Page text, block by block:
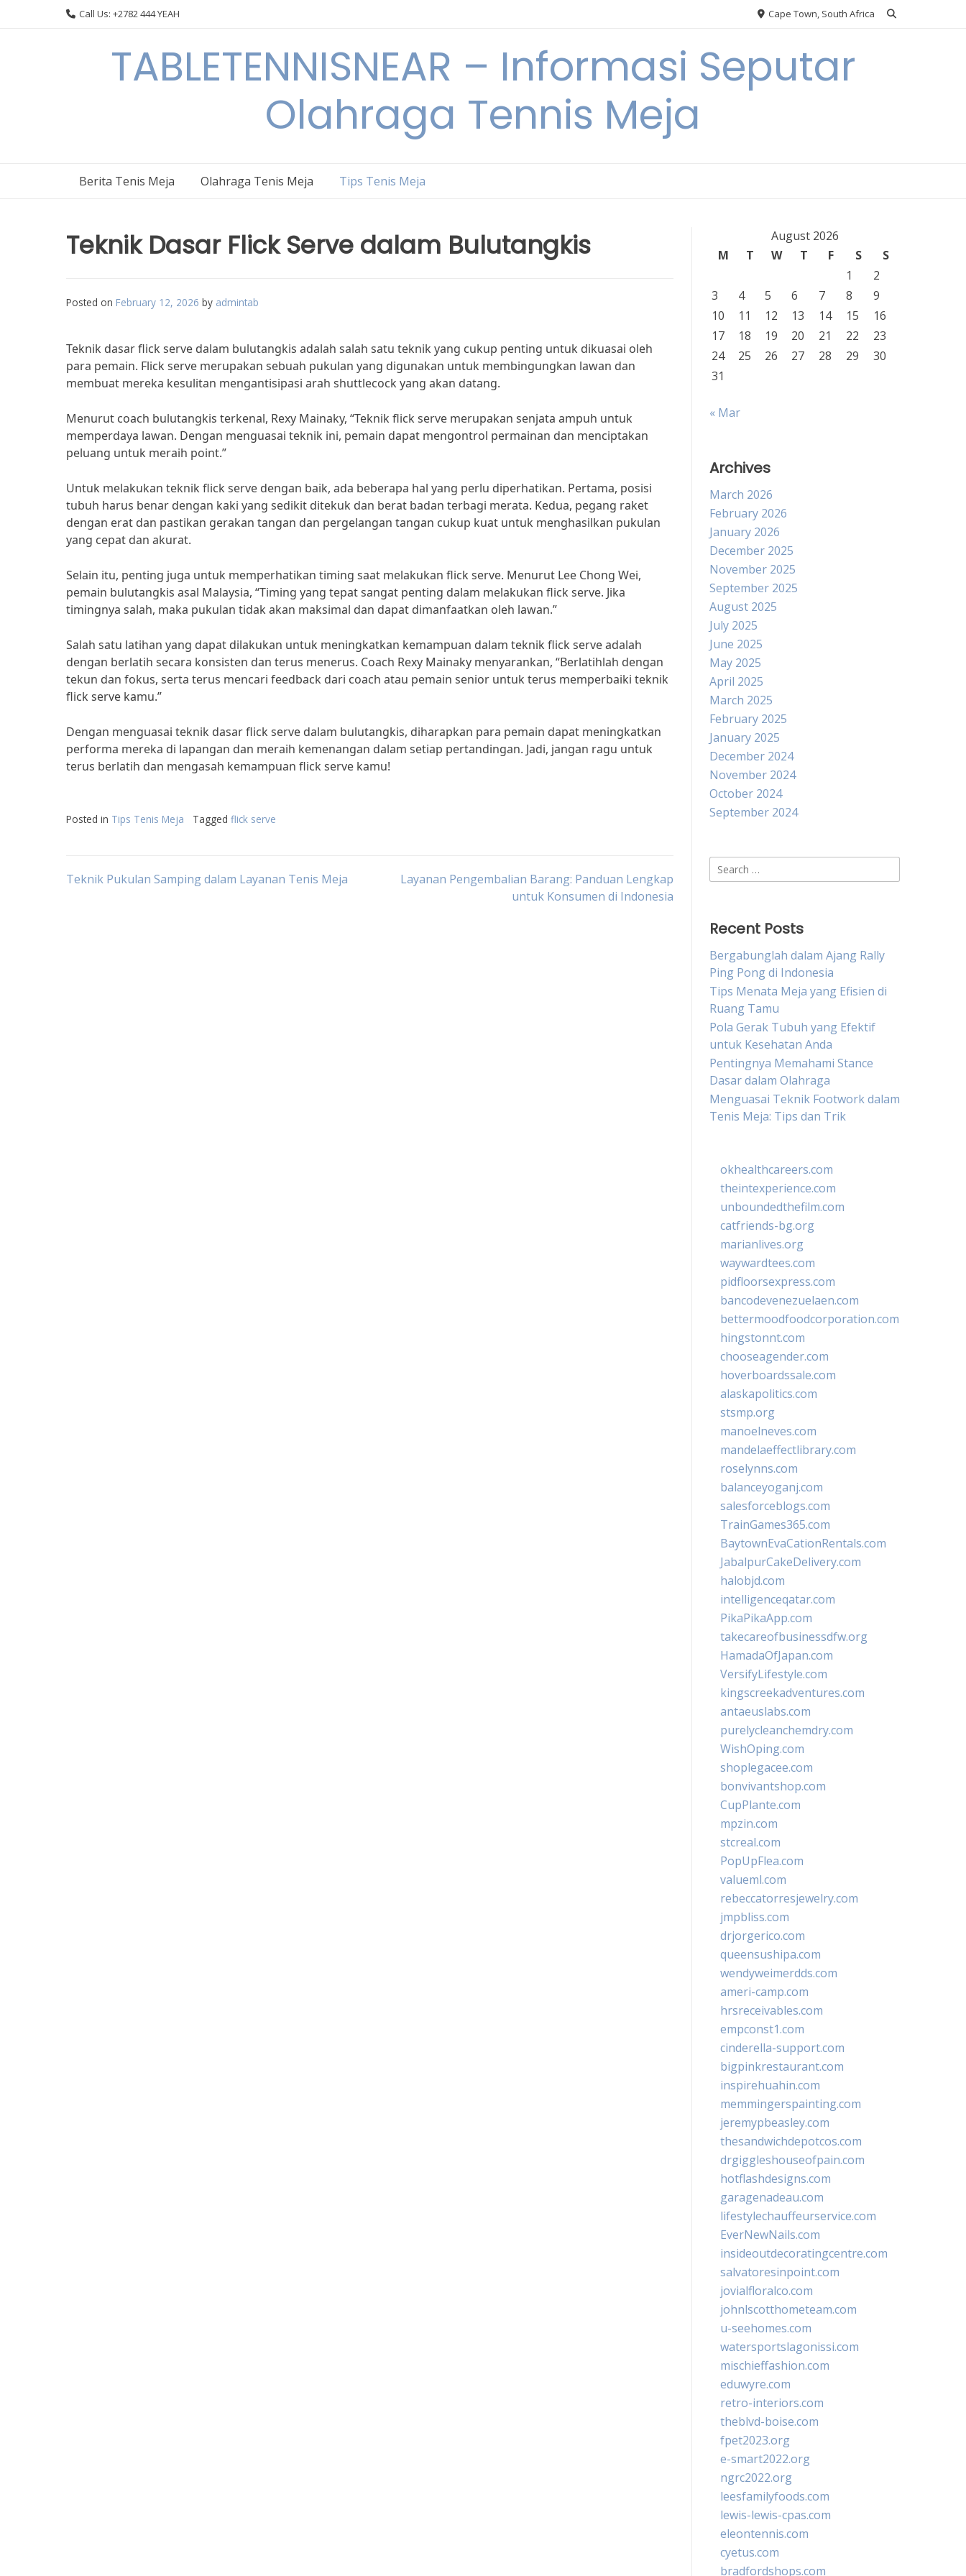
Call Us: +2782 444 YEAH Cape Town, South Africa
TABLETENNISNEAR – Informasi Seputar
Olahraga Tennis Meja
Berita Tenis Meja Olahraga Tenis Meja Tips Tenis Meja
Teknik Dasar Flick Serve dalam Bulutangkis
Posted on February 12, 2026 by admintab
Teknik dasar flick serve dalam bulutangkis adalah salah satu teknik yang cukup penting untuk dikuasai oleh
para pemain. Flick serve merupakan sebuah pukulan yang digunakan untuk membingungkan lawan dan
membuat mereka kesulitan mengantisipasi arah shuttlecock yang akan datang.
Menurut coach bulutangkis terkenal, Rexy Mainaky, “Teknik flick serve merupakan senjata ampuh untuk
memperdaya lawan. Dengan menguasai teknik ini, pemain dapat mengontrol permainan dan menciptakan
peluang untuk meraih point.”
Untuk melakukan teknik flick serve dengan baik, ada beberapa hal yang perlu diperhatikan. Pertama, posisi
tubuh harus benar dengan kaki yang sedikit ditekuk dan berat badan terbagi merata. Kedua, pegang raket
dengan erat dan pastikan gerakan tangan dan pergelangan tangan cukup kuat untuk menghasilkan pukulan
yang cepat dan akurat.
Selain itu, penting juga untuk memperhatikan timing saat melakukan flick serve. Menurut Lee Chong Wei,
pemain bulutangkis asal Malaysia, “Timing yang tepat sangat penting dalam melakukan flick serve. Jika
timingnya salah, maka pukulan tidak akan maksimal dan dapat dimanfaatkan oleh lawan.”
Salah satu latihan yang dapat dilakukan untuk meningkatkan kemampuan dalam teknik flick serve adalah
dengan berlatih secara konsisten dan terus menerus. Coach Rexy Mainaky menyarankan, “Berlatihlah dengan
tekun dan fokus, serta terus mencari feedback dari coach atau pemain senior untuk terus memperbaiki teknik
flick serve kamu.”
Dengan menguasai teknik dasar flick serve dalam bulutangkis, diharapkan para pemain dapat meningkatkan
performa mereka di lapangan dan meraih kemenangan dalam setiap pertandingan. Jadi, jangan ragu untuk
terus berlatih dan mengasah kemampuan flick serve kamu!
Posted in Tips Tenis Meja Tagged flick serve
Post
Teknik Pukulan Samping dalam Layanan Tenis Meja
Layanan Pengembalian Barang: Panduan Lengkap
untuk Konsumen di Indonesia
August 2026
M
T W T F S
S
1
2
3
4 5 6 7 8
9
10
11 12 13 14 15
16
17
18 19 20 21 22
23
24
25 26 27 28 29
30
31
« Mar
Archives
March 2026
February 2026
January 2026
December 2025
November 2025
September 2025
August 2025
July 2025
June 2025
May 2025
April 2025
March 2025
February 2025
January 2025
December 2024
November 2024
October 2024
September 2024
Search
for:
Recent Posts
Bergabunglah dalam Ajang Rally
Ping Pong di Indonesia
Tips Menata Meja yang Efisien di
Ruang Tamu
Pola Gerak Tubuh yang Efektif
untuk Kesehatan Anda
Pentingnya Memahami Stance
Dasar dalam Olahraga
Menguasai Teknik Footwork dalam
Tenis Meja: Tips dan Trik
okhealthcareers.com
theintexperience.com
unboundedthefilm.com
catfriends-bg.org
marianlives.org
waywardtees.com
pidfloorsexpress.com
bancodevenezuelaen.com
bettermoodfoodcorporation.com
hingstonnt.com
chooseagender.com
hoverboardssale.com
alaskapolitics.com
stsmp.org
manoelneves.com
mandelaeffectlibrary.com
roselynns.com
balanceyoganj.com
salesforceblogs.com
TrainGames365.com
BaytownEvaCationRentals.com
JabalpurCakeDelivery.com
halobjd.com
intelligenceqatar.com
PikaPikaApp.com
takecareofbusinessdfw.org
HamadaOfJapan.com
VersifyLifestyle.com
kingscreekadventures.com
antaeuslabs.com
purelycleanchemdry.com
WishOping.com
shoplegacee.com
bonvivantshop.com
CupPlante.com
mpzin.com
stcreal.com
PopUpFlea.com
valueml.com
rebeccatorresjewelry.com
jmpbliss.com
drjorgerico.com
queensushipa.com
wendyweimerdds.com
ameri-camp.com
hrsreceivables.com
empconst1.com
cinderella-support.com
bigpinkrestaurant.com
inspirehuahin.com
memmingerspainting.com
jeremypbeasley.com
thesandwichdepotcos.com
drgiggleshouseofpain.com
hotflashdesigns.com
garagenadeau.com
lifestylechauffeurservice.com
EverNewNails.com
insideoutdecoratingcentre.com
salvatoresinpoint.com
jovialfloralco.com
johnlscotthometeam.com
u-seehomes.com
watersportslagonissi.com
mischieffashion.com
eduwyre.com
retro-interiors.com
theblvd-boise.com
fpet2023.org
e-smart2022.org
ngrc2022.org
leesfamilyfoods.com
lewis-lewis-cpas.com
eleontennis.com
cyetus.com
bradfordshops.com